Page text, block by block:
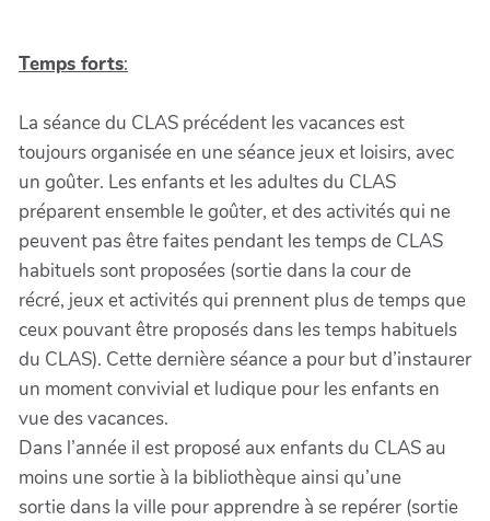
Temps forts:
La séance du CLAS précédent les vacances est
toujours organisée en une séance jeux et loisirs, avec
un goûter. Les enfants et les adultes du CLAS
préparent ensemble le goûter, et des activités qui ne
peuvent pas être faites pendant les temps de CLAS
habituels sont proposées (sortie dans la cour de
récré, jeux et activités qui prennent plus de temps que
ceux pouvant être proposés dans les temps habituels
du CLAS). Cette dernière séance a pour but d’instaurer
un moment convivial et ludique pour les enfants en
vue des vacances.
Dans l’année il est proposé aux enfants du CLAS au
moins une sortie à la bibliothèque ainsi qu’une
sortie dans la ville pour apprendre à se repérer (sortie